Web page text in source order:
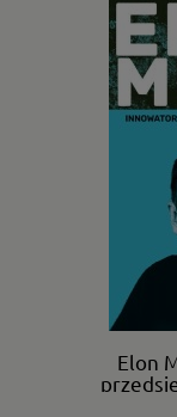
Elon